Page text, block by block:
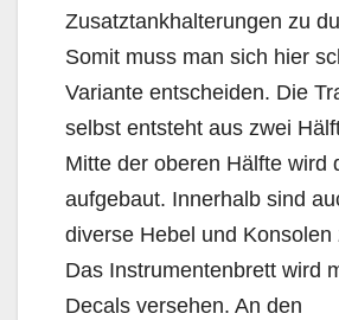
Zusatztankhalterungen zu
Somit muss man sich hier
Variante entscheiden. Die
selbst entsteht aus zwei
Mitte der oberen Hälfte wird
aufgebaut. Innerhalb sind
diverse Hebel und Konsolen
Das Instrumentenbrett wird
Decals versehen. An den